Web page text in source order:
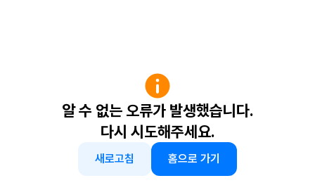
알 수 없는 오류가 발생했습니다.
다시 시도해주세요.
새로고침 홈으로 가기